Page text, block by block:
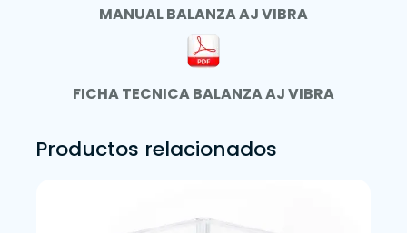
MANUAL BALANZA AJ VIBRA
FICHA TECNICA BALANZA AJ VIBRA
Productos relacionados